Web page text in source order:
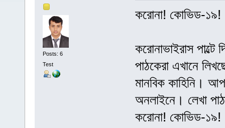
Posts: 6
Test
করোনা! কোভিড-
করোনাভাইরাস
পাঠকেরা এখানে
মানবিক কাহিনি।
অনলাইনে। লেখা
করোনা! কোভিড-